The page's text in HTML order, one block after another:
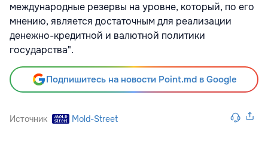
международные резервы на уровне, который, по его
мнению, является достаточным для реализации
денежно-кредитной и валютной политики
государства".
Подпишитесь на новости Point.md в Google
Источник Mold-Street